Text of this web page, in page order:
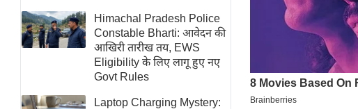
विश्लेषण
समसामयिक
मातृभूमि
एम.
Himachal Pradesh Police
Constable Bharti: आवेदन की
आखिरी तारीख तय, EWS
Eligibility के लिए लागू हुए नए
Govt Rules
Laptop Charging Mystery: